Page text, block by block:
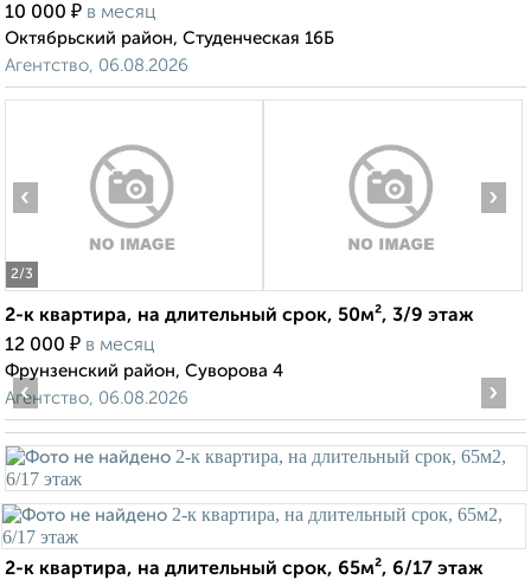
10 000 ₽ в месяц
Октябрьский район, Студенческая 16Б
Агентство, 06.08.2026
2/3
‹ ›
2-к квартира, на длительный срок, 50м², 3/9 этаж
12 000 ₽ в месяц
Фрунзенский район, Суворова 4
Агентство, 06.08.2026
‹ ›
2-к квартира, на длительный срок, 65м², 6/17 этаж